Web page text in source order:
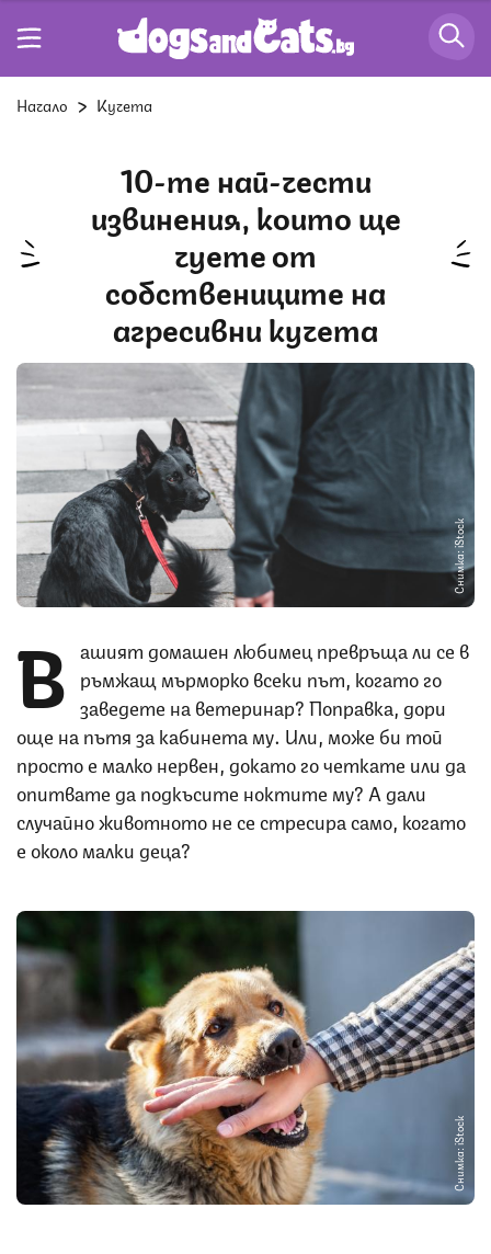
Начало Кучета
10-те най-чести
извинения, които ще
чуете от
собствениците на
агресивни кучета
Снимка: iStock
В ашият домашен любимец превръща ли се в
ръмжащ мърморко всеки път, когато го
заведете на ветеринар? Поправка, дори
още на пътя за кабинета му. Или, може би той
просто е малко нервен, докато го четкате или да
опитвате да подкъсите ноктите му? А дали
случайно животното не се стресира само, когато
е около малки деца?
Снимка: iStock